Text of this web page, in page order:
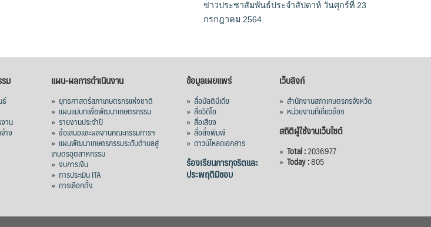
ข่าวประชาสัมพันธ์ประจำสัปดาห์ วันศุกร์ที่ 23
กรกฎาคม 2564
ม
ธ์
าน
าง
แผน-ผลการดำเนินงาน
» ยุทธศาสตร์สภาเกษตรกรแห่งชาติ
» แผนแม่บทเพื่อพัฒนาเกษตรกรรม
» รายงานประจำปี
» ข้อเสนอและผลงานคณะกรรมการฯ
» แผนพัฒนาเกษตรกรรมระดับตำบลสู่
เกษตรอุตสาหกรรม
» งบการเงิน
» การประเมิน ITA
» การเลือกตั้ง
ข้อมูลเผยแพร่
» สื่อมัลติมีเดีย
» สื่อวิดีโอ
» สื่อเสียง
» สื่อสิ่งพิมพ์
» ดาวน์โหลดเอกสาร
ร้องเรียนการทุจริตและ
ประพฤติมิชอบ
เว็บลิงก์
» สำนักงานสภาเกษตรกรจังหวัด
» หน่วยงานที่เกี่ยวข้อง
สถิติผู้ใช้งานเว็บไซต์
» Total :2036977
» Today :805